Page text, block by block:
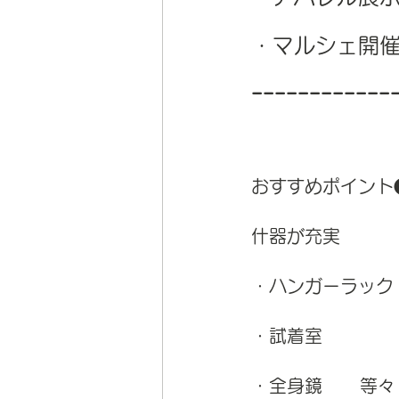
・マルシェ開催
おすすめポイン
什器が充実
・ハンガーラック
・試着室
・全身鏡      等々